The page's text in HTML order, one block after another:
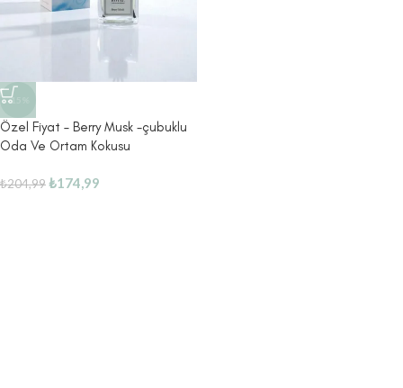
-15%
Özel Fiyat – Berry Musk -çubuklu
Oda Ve Ortam Kokusu
₺204,99₺174,99